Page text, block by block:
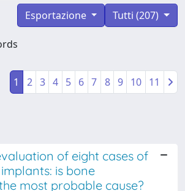
Tutti (207)
Esportazione
1 2 3 4 5 6 7 8 9 10 11
of eight cases of
is bone
most probable cause?